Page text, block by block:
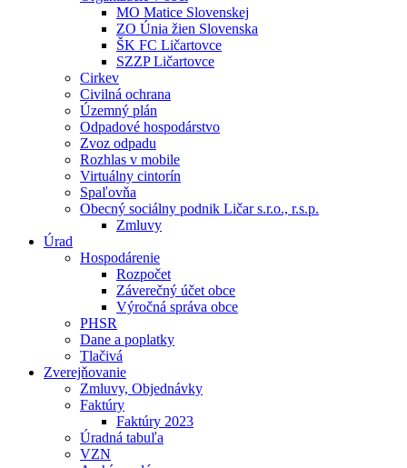
MO Matice Slovenskej
ZO Únia žien Slovenska
ŠK FC Ličartovce
SZZP Ličartovce
Cirkev
Civilná ochrana
Územný plán
Odpadové hospodárstvo
Zvoz odpadu
Rozhlas v mobile
Virtuálny cintorín
Spaľovňa
Obecný sociálny podnik Ličar s.r.o., r.s.p.
Zmluvy
Úrad
Hospodárenie
Rozpočet
Záverečný účet obce
Výročná správa obce
PHSR
Dane a poplatky
Tlačivá
Zverejňovanie
Zmluvy, Objednávky
Faktúry
Faktúry 2023
Úradná tabuľa
VZN